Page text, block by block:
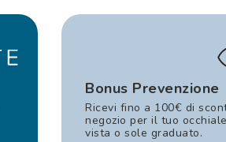
Bonus Prevenzione
Ricevi fino a 100€ di
negozio per il tuo
vista o sole graduato.